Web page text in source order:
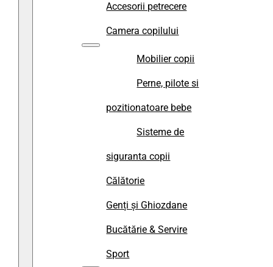
Accesorii petrecere
Camera copilului
Mobilier copii
Perne, pilote si
pozitionatoare bebe
Sisteme de
siguranta copii
Călătorie
Genți și Ghiozdane
Bucătărie & Servire
Sport